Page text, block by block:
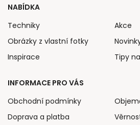
NABÍDKA
Techniky
Obrázky z vlastní fotky
Inspirace
Akce
Tipy
INFORMACE PRO VÁS
Obchodní podmínky
Doprava a platba